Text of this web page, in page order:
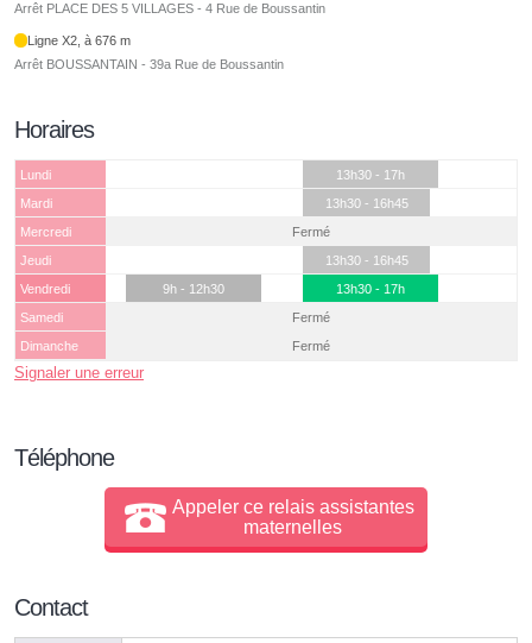
Arrêt PLACE DES 5 VILLAGES - 4 Rue de Boussantin
Ligne X2, à 676 m
Arrêt BOUSSANTAIN - 39a Rue de Boussantin
Horaires
Lundi
13h30 - 17h
Mardi
13h30 - 16h45
Mercredi
Fermé
Jeudi
13h30 - 16h45
Vendredi
9h - 12h30
13h30 - 17h
Samedi
Fermé
Dimanche
Fermé
Signaler une erreur
Téléphone
Appeler ce relais assistantes
maternelles
Contact